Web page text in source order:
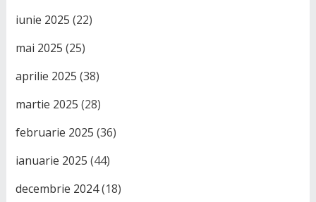
iunie 2025 (22)
mai 2025 (25)
aprilie 2025 (38)
martie 2025 (28)
februarie 2025 (36)
ianuarie 2025 (44)
decembrie 2024(18)